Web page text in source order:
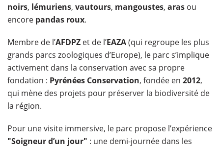
noirs, lémuriens, vautours, mangoustes, aras ou
encore pandas roux.
Membre de l’AFDPZ et de l’EAZA(qui regroupe les plus
grands parcs zoologiques d’Europe), le parc s’implique
activement dans la conservation avec sa propre
fondation : Pyrénées Conservation, fondée en 2012,
qui mène des projets pour préserver la biodiversité de
la région.
Pour une visite immersive, le parc propose l’expérience
"Soigneur d’un jour" : une demi-journée dans les